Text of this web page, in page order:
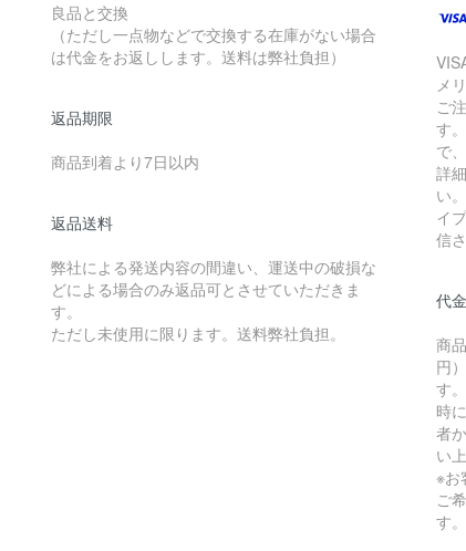
良品と交換
（ただし一点物などで交換する在庫がない場合
は代金をお返しします。送料は弊社負担）
返品期限
商品到着より7日以内
返品送料
弊社による発送内容の間違い、運送中の破損な
どによる場合のみ返品可とさせていただきま
す。
ただし未使用に限ります。送料弊社負担。
メ
ご
す
で
詳
い。
イ
信
代
商
円
す
時
者
い
※お
ご
す。